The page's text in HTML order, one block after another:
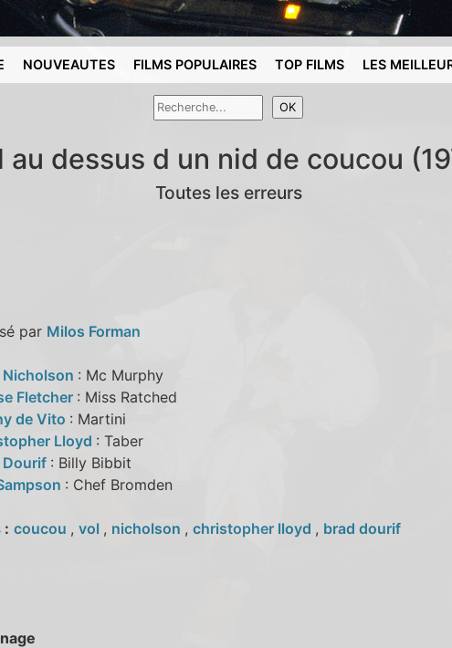
NOUVEAUTES FILMS POPULAIRES TOP FILMS LES
au dessus d un nid de coucou
Toutes les erreurs
par Milos Forman
: Mc Murphy
Fletcher : Miss Ratched
de Vito : Martini
Lloyd : Taber
Dourif : Billy Bibbit
: Chef Bromden
: coucou , vol , nicholson , christopher lloyd , brad dourif